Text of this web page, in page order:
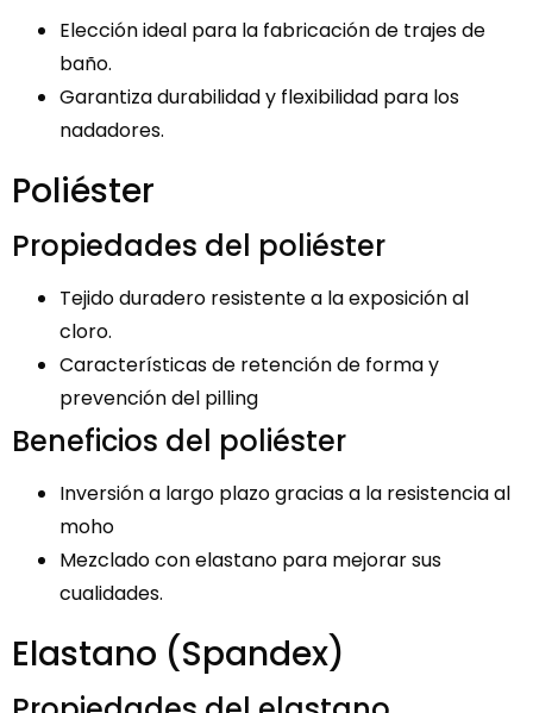
Elección ideal para la fabricación de trajes de
baño.
Garantiza durabilidad y flexibilidad para los
nadadores.
Poliéster
Propiedades del poliéster
Tejido duradero resistente a la exposición al
cloro.
Características de retención de forma y
prevención del pilling
Beneficios del poliéster
Inversión a largo plazo gracias a la resistencia al
moho
Mezclado con elastano para mejorar sus
cualidades.
Elastano (Spandex)